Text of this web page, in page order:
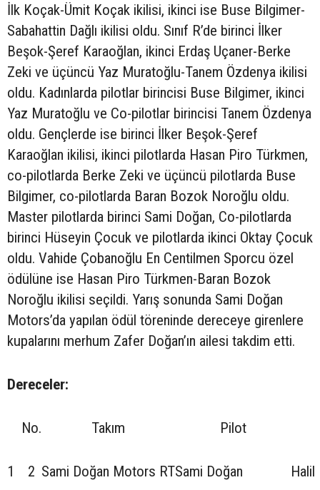
İlk Koçak-Ümit Koçak ikilisi, ikinci ise Buse Bilgimer-
Sabahattin Dağlı ikilisi oldu. Sınıf R’de birinci İlker
Beşok-Şeref Karaoğlan, ikinci Erdaş Uçaner-Berke
Zeki ve üçüncü Yaz Muratoğlu-Tanem Özdenya ikilisi
oldu. Kadınlarda pilotlar birincisi Buse Bilgimer, ikinci
Yaz Muratoğlu ve Co-pilotlar birincisi Tanem Özdenya
oldu. Gençlerde ise birinci İlker Beşok-Şeref
Karaoğlan ikilisi, ikinci pilotlarda Hasan Piro Türkmen,
co-pilotlarda Berke Zeki ve üçüncü pilotlarda Buse
Bilgimer, co-pilotlarda Baran Bozok Noroğlu oldu.
Master pilotlarda birinci Sami Doğan, Co-pilotlarda
birinci Hüseyin Çocuk ve pilotlarda ikinci Oktay Çocuk
oldu. Vahide Çobanoğlu En Centilmen Sporcu özel
ödülüne ise Hasan Piro Türkmen-Baran Bozok
Noroğlu ikilisi seçildi. Yarış sonunda Sami Doğan
Motors’da yapılan ödül töreninde dereceye girenlere
kupalarını merhum Zafer Doğan’ın ailesi takdim etti.
Dereceler:
No. Takım Pilot
1 2 Sami Doğan Motors RTSami Doğan Halil